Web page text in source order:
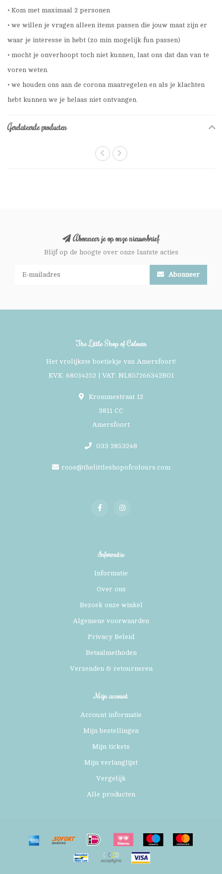
• Kom met maximaal 2 personen
• we willen je vragen alleen items passen die jouw maat zijn er
waar je interesse in hebt (zo min mogelijk fun passen)
• mocht je onverhoopt toch niet kunnen, laat ons dat dan van te
voren weten.
• we houden ons aan de corona maatregelen en als je klachten
hebt kunnen we je helaas niet ontvangen.
Gerelateerde producten
Abonneer je op onze nieuwsbrief
Blijf op de hoogte over onze laatste acties
Abonneer
The Little Shop of Colours
Het vrolijkste boetiekje van Amersfoort!
KVK: 68014252 | VAT: NL857266342B01
Krommestraat 12
3811 CC
Amersfoort
033 2853248
roos@thelittleshopofcolours.com
Informatie
Informatie
Over ons
Bezoek onze winkel
Algemene voorwaarden
Privacy Beleid
Betaalmethoden
Verzenden & retourneren
Mijn account
Account informatie
Mijn bestellingen
Mijn tickets
Mijn verlanglijst
Vergelijk
Alle producten